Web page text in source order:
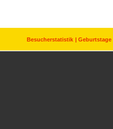
Besucherstatistik Geburtstage